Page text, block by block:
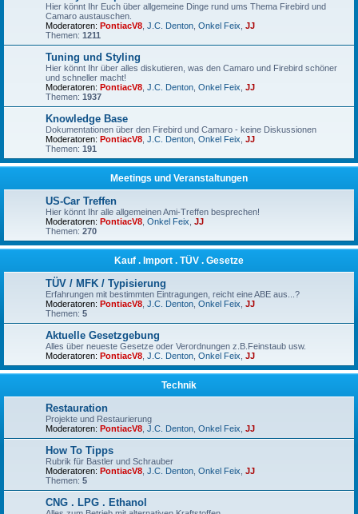
Hier könnt Ihr Euch über allgemeine Dinge rund ums Thema Firebird und
Camaro austauschen.
Moderatoren: PontiacV8 J.C. Denton Onkel Feix JJ
Themen: 1211
Tuning und Styling
Hier könnt Ihr über alles diskutieren, was den Camaro und Firebird schöner
und schneller macht!
Moderatoren: PontiacV8 J.C. Denton Onkel Feix JJ
Themen: 1937
Knowledge Base
Dokumentationen über den Firebird und Camaro - keine Diskussionen
Moderatoren: PontiacV8 J.C. Denton Onkel Feix JJ
Themen: 191
Meetings und Veranstaltungen
US-Car Treffen
Hier könnt Ihr alle allgemeinen Ami-Treffen besprechen!
Moderatoren: PontiacV8 Onkel Feix JJ
Themen: 270
Kauf . Import . TÜV . Gesetze
TÜV / MFK / Typisierung
Erfahrungen mit bestimmten Eintragungen, reicht eine ABE aus...?
Moderatoren: PontiacV8 J.C. Denton Onkel Feix JJ
Themen: 5
Aktuelle Gesetzgebung
Alles über neueste Gesetze oder Verordnungen z.B.Feinstaub usw.
Moderatoren: PontiacV8 J.C. Denton Onkel Feix JJ
Technik
Restauration
Projekte und Restaurierung
Moderatoren: PontiacV8 J.C. Denton Onkel Feix JJ
How To Tipps
Rubrik für Bastler und Schrauber
Moderatoren: PontiacV8 J.C. Denton Onkel Feix JJ
Themen: 5
CNG . LPG . Ethanol